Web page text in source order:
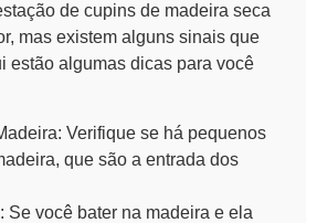
de cupins de madeira seca
mas existem alguns sinais que
estão algumas dicas para você
Verifique se há pequenos
que são a entrada dos
Se você bater na madeira e ela